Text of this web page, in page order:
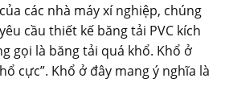
các nhà máy xí nghiệp, chúng
cầu thiết kế băng tải PVC kích
gọi là băng tải quá khổ. Khổ ở
cực”. Khổ ở đây mang ý nghĩa là